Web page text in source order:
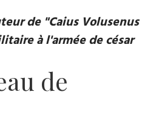
de "Caius Volusenus
à l'armée de césar
de